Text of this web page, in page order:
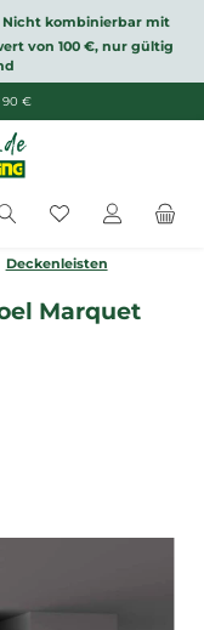
| Nicht kombinierbar mit
von 100 €, nur gültig
90 €
Du hast 0
Deckenleisten
Marquet